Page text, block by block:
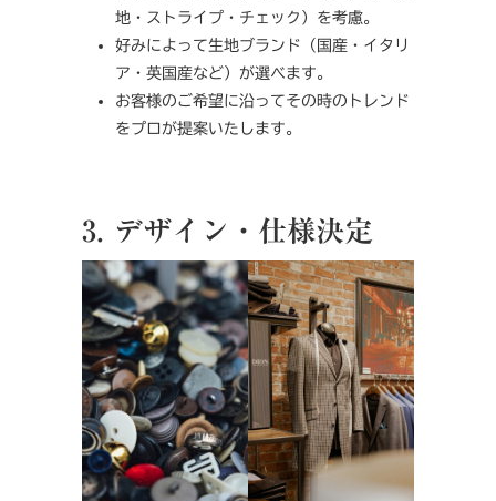
地・ストライプ・チェック）を考慮。
好みによって生地ブランド（国産・イタリ
ア・英国産など）が選べます。
お客様のご希望に沿ってその時のトレンド
をプロが提案いたします。
3. デザイン・仕様決定